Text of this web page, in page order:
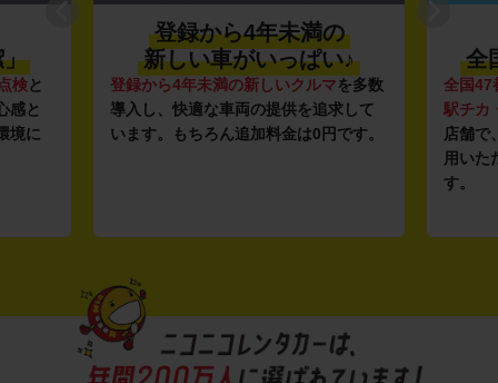
」
検と
感と
境に
登録から4年未満の
新しい車がいっぱい♪
登録から4年未満の新しいクルマを多数
導入し、快適な車両の提供を追求して
います。もちろん追加料金は0円です。
全
全国47
駅チカ
店舗で
用いた
す。